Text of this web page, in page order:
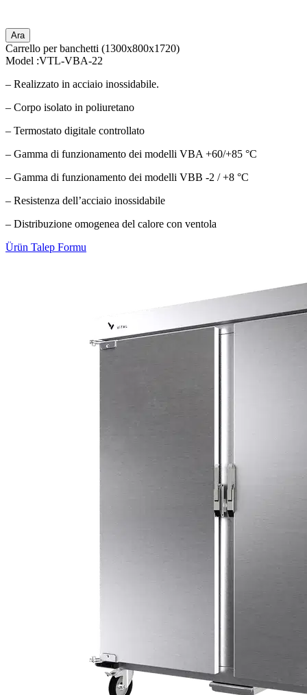
Ara
Carrello per banchetti (1300x800x1720)
Model :VTL-VBA-22
– Realizzato in acciaio inossidabile.
– Corpo isolato in poliuretano
– Termostato digitale controllato
– Gamma di funzionamento dei modelli VBA +60/+85 °C
– Gamma di funzionamento dei modelli VBB -2 / +8 °C
– Resistenza dell’acciaio inossidabile
– Distribuzione omogenea del calore con ventola
Ürün Talep Formu